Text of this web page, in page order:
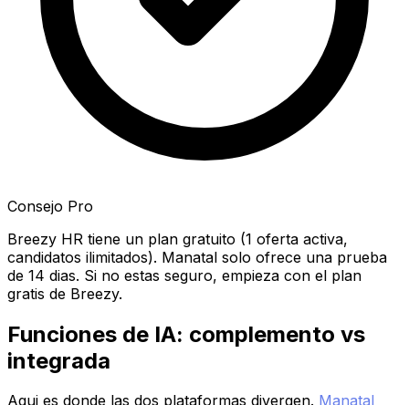
Consejo Pro
Breezy HR tiene un plan gratuito (1 oferta activa,
candidatos ilimitados). Manatal solo ofrece una prueba
de 14 dias. Si no estas seguro, empieza con el plan
gratis de Breezy.
Funciones de IA: complemento vs
integrada
Aqui es donde las dos plataformas divergen. Manatal